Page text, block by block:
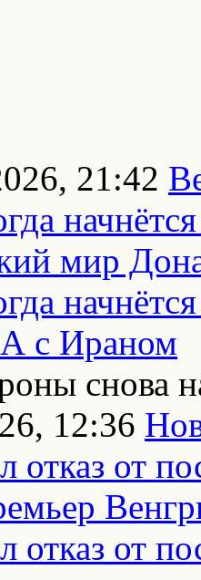
21:42
снова
12:36
отказ от